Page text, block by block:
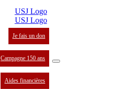
Je fais un don
Campagne 150 ans
Aides financières